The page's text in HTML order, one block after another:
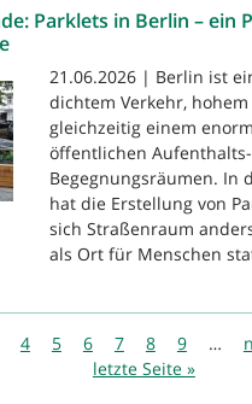
Parklets in Berlin – ein
21.06.2026 | Berlin ist
dichtem Verkehr,
gleichzeitig einem
öffentlichen
Begegnungsräumen. In
hat die Erstellung von
sich Straßenraum
als Ort für Menschen
4 5 6 7 8 9 …
letzte Seite »